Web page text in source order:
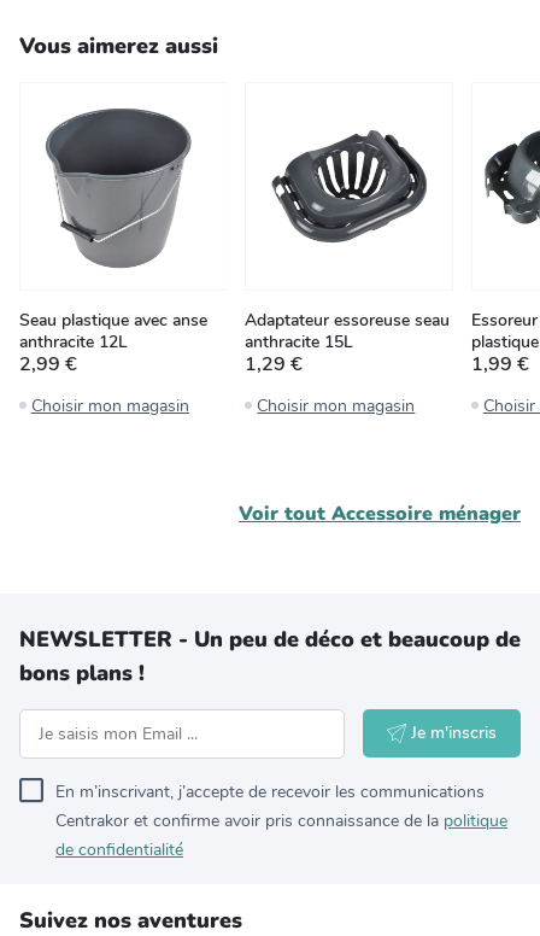
Vous aimerez aussi
Seau plastique avec anse
anthracite 12L
2,99 €
Choisir mon magasin
Adaptateur essoreuse seau
anthracite 15L
1,29 €
Choisir mon magasin
1,99 €
Voir tout Accessoire ménager
NEWSLETTER - Un peu de déco et beaucoup de
bons plans !
Je m'inscris
En m’inscrivant, j’accepte de recevoir les communications
Centrakor et confirme avoir pris connaissance de la politique
de confidentialité
Suivez nos aventures